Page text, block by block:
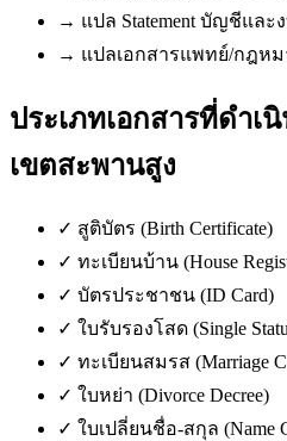
→ แปล Statement บัญชีแล
→ แปลเอกสารแพทย์/กฎห
ประเภทเอกสารที่ดำเ
เขตสะพานสูง
✓ สูติบัตร (Birth Certificate)
✓ ทะเบียนบ้าน (House
✓ บัตรประชาชน (ID Card)
✓ ใบรับรองโสด (Single
✓ ทะเบียนสมรส (Marriage
✓ ใบหย่า (Divorce Decree)
✓ ใบเปลี่ยนชื่อ-สกุล (Name